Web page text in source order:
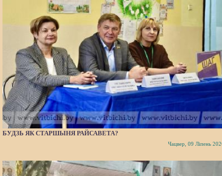
БУДЗЬ ЯК СТАРШЫНЯ РАЙСАВЕТА?
Чацвер, 09 Ліпень